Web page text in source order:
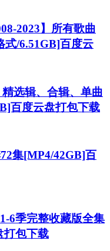
2023】所有歌曲
/6.51GB]百度云
选辑、合辑、单曲
百度云盘打包下载
集[MP4/42GB]百
6季完整收藏版全集
打包下载